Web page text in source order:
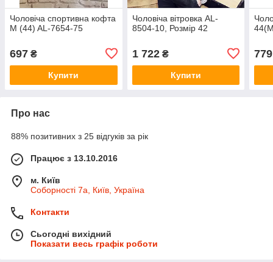
Чоловіча спортивна кофта
M (44) AL-7654-75
697 ₴
Купити
Чоловіча вітровка AL-
8504-10, Розмір 42
1 722₴
Купити
779
Про нас
88% позитивних з 25 відгуків за рік
Працює з 13.10.2016
м. Київ
Соборності 7а, Київ, Україна
Контакти
Сьогодні вихідний
Показати весь графік роботи